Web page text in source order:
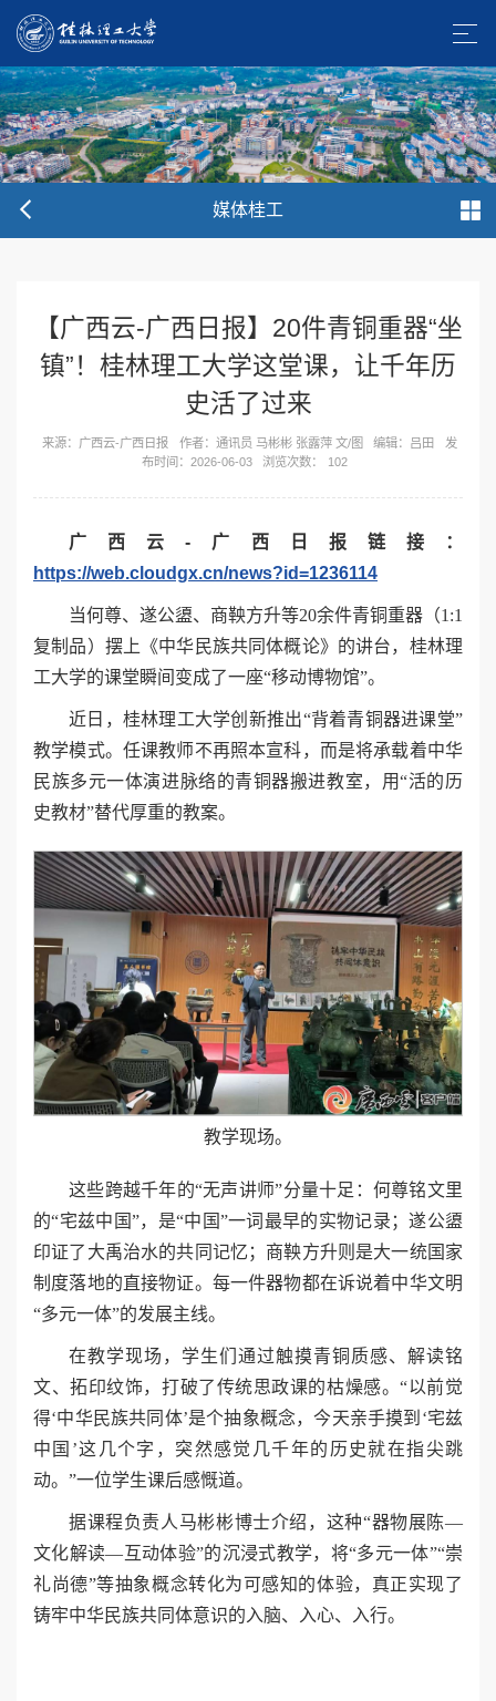
媒体桂工
【广西云-广西日报】20件青铜重器“坐
镇”！桂林理工大学这堂课，让千年历
史活了过来
来源：广西云-广西日报 作者：通讯员 马彬彬 张露萍 文/图 编辑：吕田
发
布时间：2026-06-03
浏览次数： 102
广西云-广西日报链接：
https://web.cloudgx.cn/news?id=1236114
当何尊、遂公盨、商鞅方升等20余件青铜重器（1:1
复制品）摆上《中华民族共同体概论》的讲台，桂林理
工大学的课堂瞬间变成了一座“移动博物馆”。
近日，桂林理工大学创新推出“背着青铜器进课堂”
教学模式。任课教师不再照本宣科，而是将承载着中华
民族多元一体演进脉络的青铜器搬进教室，用“活的历
史教材”替代厚重的教案。
教学现场。
这些跨越千年的“无声讲师”分量十足：何尊铭文里
的“宅兹中国”，是“中国”一词最早的实物记录；遂公盨
印证了大禹治水的共同记忆；商鞅方升则是大一统国家
制度落地的直接物证。每一件器物都在诉说着中华文明
“多元一体”的发展主线。
在教学现场，学生们通过触摸青铜质感、解读铭
文、拓印纹饰，打破了传统思政课的枯燥感。“以前觉
得‘中华民族共同体’是个抽象概念，今天亲手摸到‘宅兹
中国’这几个字，突然感觉几千年的历史就在指尖跳
动。”一位学生课后感慨道。
据课程负责人马彬彬博士介绍，这种“器物展陈—
文化解读—互动体验”的沉浸式教学，将“多元一体”“崇
礼尚德”等抽象概念转化为可感知的体验，真正实现了
铸牢中华民族共同体意识的入脑、入心、入行。